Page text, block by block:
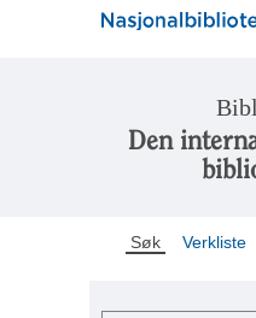
Den
Søk Verkliste